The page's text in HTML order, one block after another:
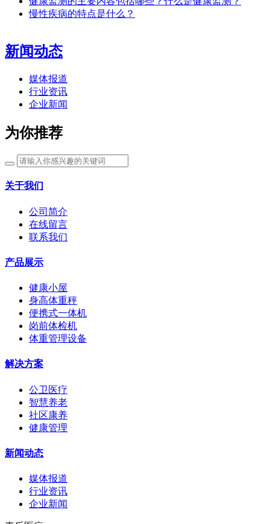
慢性疾病的特点是什么？
新闻动态
媒体报道
行业资讯
企业新闻
为你推荐
关于我们
公司简介
在线留言
联系我们
产品展示
健康小屋
身高体重秤
便携式一体机
岗前体检机
体重管理设备
解决方案
公卫医疗
智慧养老
社区康养
健康管理
新闻动态
媒体报道
行业资讯
企业新闻